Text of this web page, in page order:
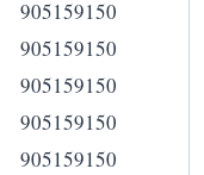
905159150
905159150
905159150
905159150
905159150